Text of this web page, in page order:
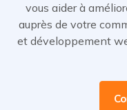
vous aider à
auprès de votre
et développement